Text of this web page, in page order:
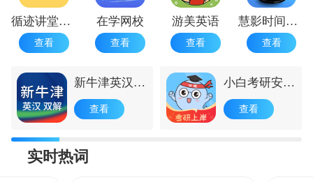
循迹讲堂手机版
查看
在学网校
查看
游美英语
查看
慧影时间流安卓版
查看
新牛津英汉大
词典
查看
小白考研安卓
版
查看
实时热词